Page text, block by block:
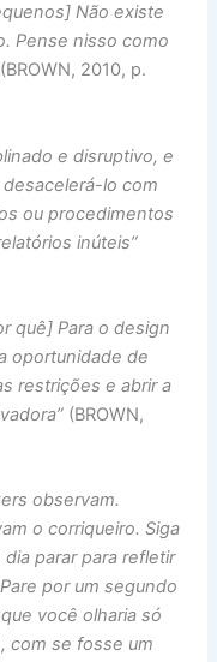
Não existe
Pense nisso como
(BROWN, 2010, p.
e disruptivo, e
lo com
ou procedimentos
inúteis”
quê] Para o design
oportunidade de
restrições e abrir a
(BROWN,
observam.
o corriqueiro. Siga
parar para refletir
por um segundo
você olharia só
com se fosse um